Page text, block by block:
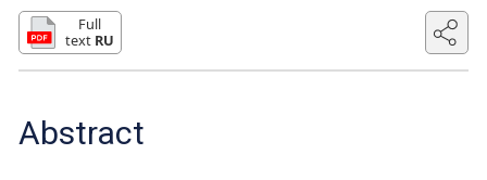
Full
text RU
Abstract